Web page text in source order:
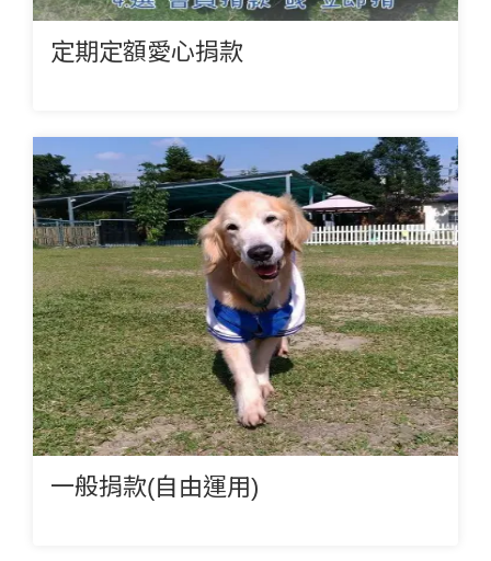
定期定額愛心捐款
一般捐款(自由運用)